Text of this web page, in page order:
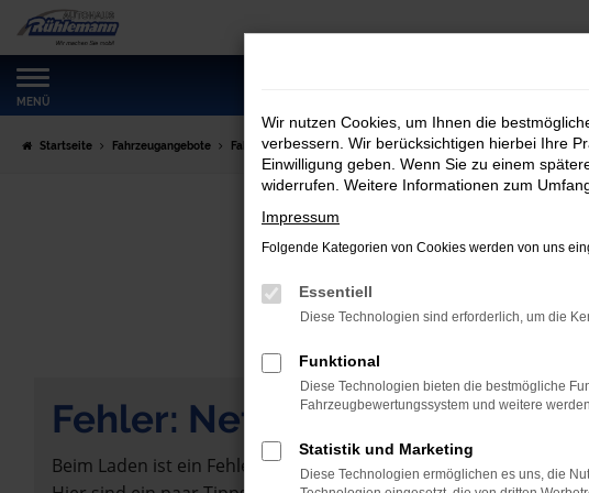
Zum
Hauptinhalt
springen
MENÜ
Startseite Fahrzeugangebote Fahrzeugmarkt
Fehler: Network Error
Beim Laden ist ein Fehler aufgetreten.
Wir nutzen Cookies, um Ihnen die
verbessern. Wir berücksichtigen hierbei Ihre
Einwilligung geben. Wenn Sie zu einem
widerrufen. Weitere Informationen zum
Impressum
Folgende Kategorien von Cookies werden von uns
Essentiell
Diese Technologien sind erforderlich, um die
Funktional
Diese Technologien bieten die bestmögliche
Fahrzeugbewertungssystem und weitere
Statistik und Marketing
Diese Technologien ermöglichen es uns, die